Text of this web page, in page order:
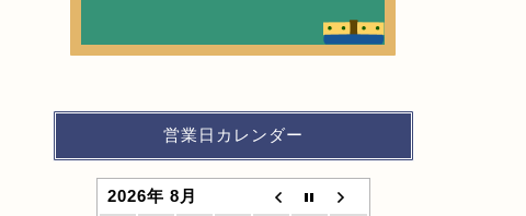
営業日カレンダー
2026年 8月